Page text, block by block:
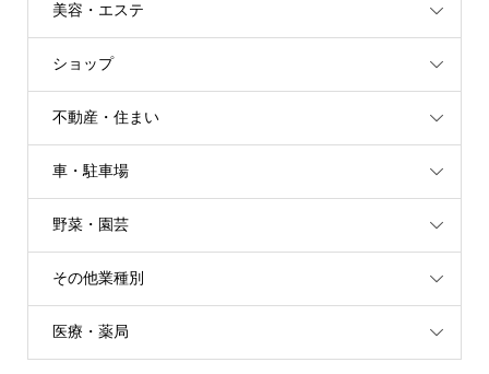
美容・エステ
ショップ
不動産・住まい
車・駐車場
野菜・園芸
その他業種別
医療・薬局